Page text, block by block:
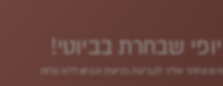
שבחרת בביוטי!